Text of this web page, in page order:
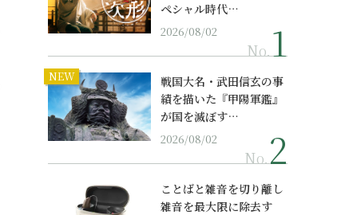
ペシャル時代…
2026/08/02
No.
NEW
戦国大名・武田信玄の事
績を描いた『甲陽軍鑑』
が国を滅ぼす…
2026/08/02
No.
ことばと雑音を切り離し
雑音を最大限に除去す